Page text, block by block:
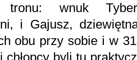
tronu: wnuk
i Gajusz,
obu przy sobie i w
chłopcy byli tu